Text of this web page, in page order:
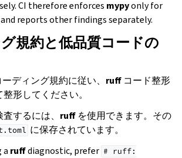
CI therefore enforces mypyonly for
reports other findings separately.
規約と低品質コードの
ーディング規約に従い、 ruff コード整形
形してください。
するには、 ruff を使用できます。その
に保存されています。
a ruffdiagnostic, prefer # ruff: